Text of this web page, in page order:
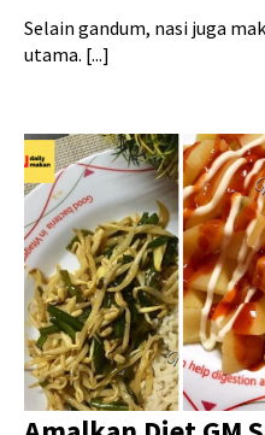
Selain gandum, nasi juga
utama. [...]